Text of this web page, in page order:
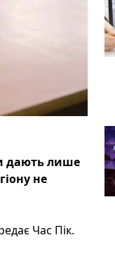
дають лише
не
Час Пік.